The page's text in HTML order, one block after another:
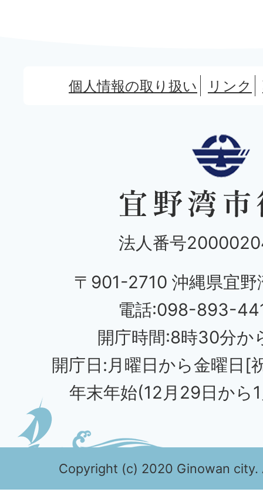
個人情報の取り扱い リンク
法人番号
〒901-2710 沖縄県宜野
電話:098-893-
開庁時間:8時30分か
開庁日:月曜日から金曜日[
年末年始(12月29日から
Copyright (c) 2020 Ginowan city.